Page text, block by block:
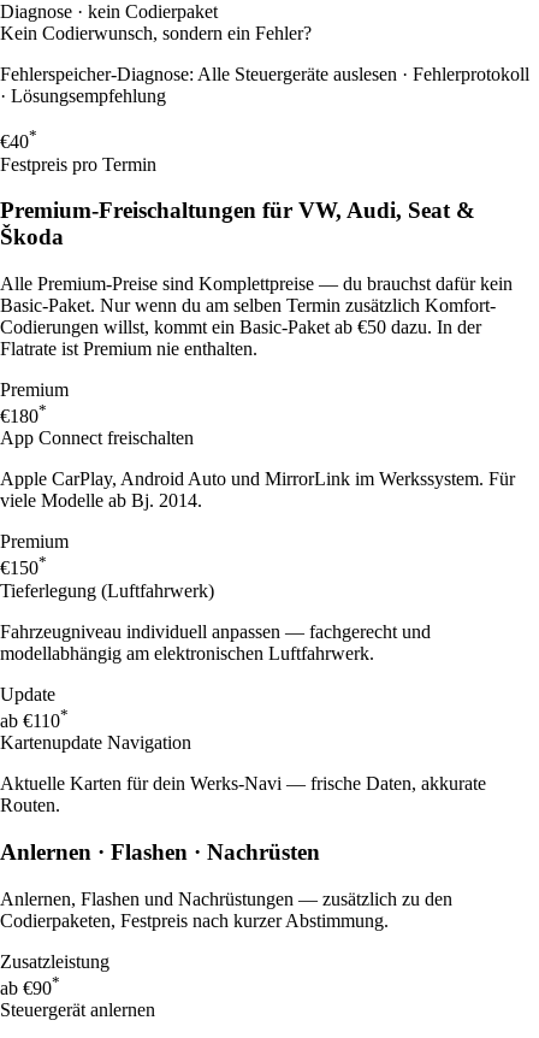
Diagnose · kein Codierpaket
Kein Codierwunsch, sondern ein Fehler?
Fehlerspeicher-Diagnose: Alle Steuergeräte auslesen · Fehlerprotokoll
· Lösungsempfehlung
€40*
Festpreis pro Termin
Premium-Freischaltungen für VW, Audi, Seat &
Škoda
Alle Premium-Preise sind Komplettpreise — du brauchst dafür kein
Basic-Paket. Nur wenn du am selben Termin zusätzlich Komfort-
Codierungen willst, kommt ein Basic-Paket ab €50 dazu. In der
Flatrate ist Premium nie enthalten.
Premium
€180*
App Connect freischalten
Apple CarPlay, Android Auto und MirrorLink im Werkssystem. Für
viele Modelle ab Bj. 2014.
Premium
€150*
Tieferlegung (Luftfahrwerk)
Fahrzeugniveau individuell anpassen — fachgerecht und
modellabhängig am elektronischen Luftfahrwerk.
Update
ab €110*
Kartenupdate Navigation
Aktuelle Karten für dein Werks-Navi — frische Daten, akkurate
Routen.
Anlernen · Flashen · Nachrüsten
Anlernen, Flashen und Nachrüstungen — zusätzlich zu den
Codierpaketen, Festpreis nach kurzer Abstimmung.
Zusatzleistung
ab €90*
Steuergerät anlernen